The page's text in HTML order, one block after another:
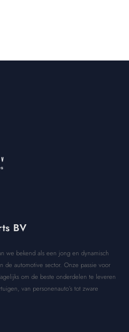
BV
we bekend als een jong en dynamisch
de automotive sector. Onze passie voor
om de beste onderdelen te leveren
van personenauto’s tot zware